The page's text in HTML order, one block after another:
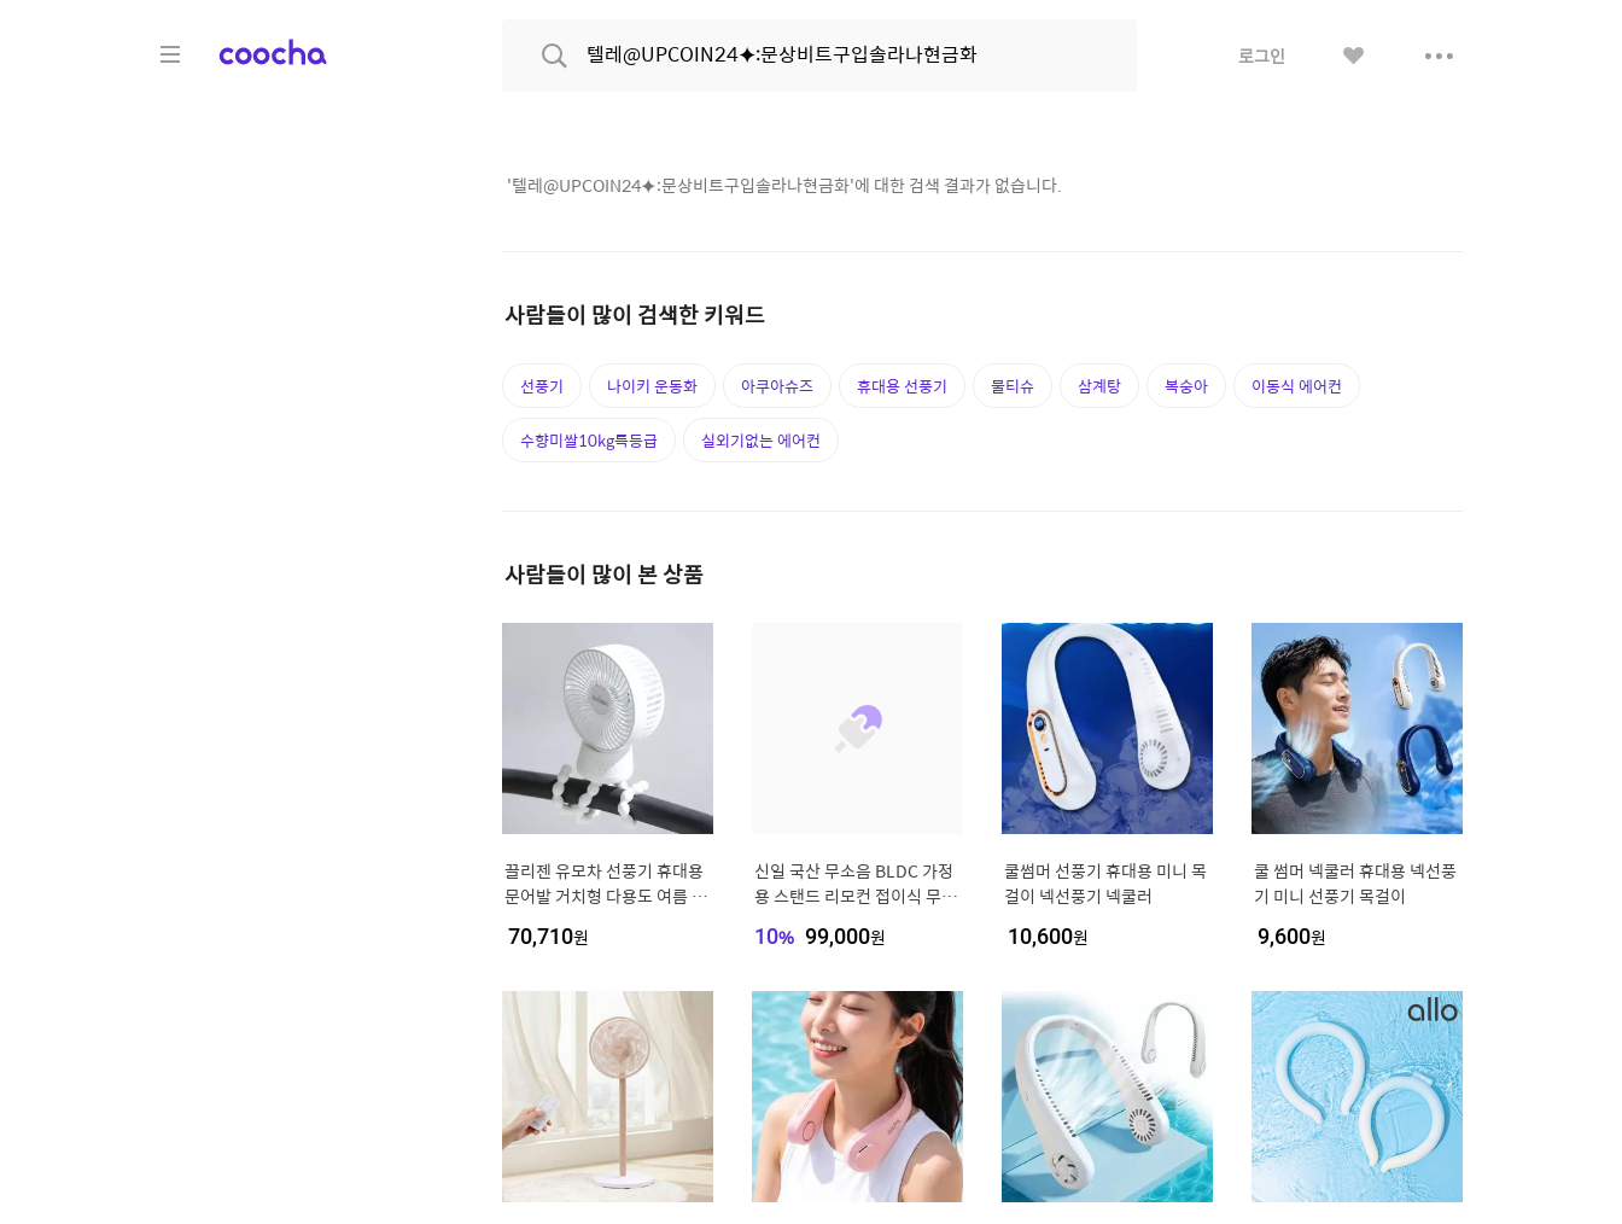
COOCHA 로그인 보
'텔레@UPCOIN24⯌:문상비트구입솔라나현금화'에 대한 검색 결과가 없습니다.
사람들이 많이 검색한 키워드
선풍기 나이키 운동화 아쿠아슈즈 휴대용 선풍기 물티슈 삼계탕 복숭아 이동식 에어컨
수향미쌀10kg특등급 실외기없는 에어컨
사람들이 많이 본 상품
끌리젠 유모차 선풍기 휴대용
문어발 거치형 다용도 여름 여
70,710원
신일 국산 무소음 BLDC 가정
용 스탠드 리모컨 접이식 무선
10% 99,000원
쿨썸머 선풍기 휴대용 미니 목
걸이 넥선풍기 넥쿨러
10,600원
쿨 썸머 넥쿨러 휴대용 넥선풍
기 미니 선풍기 목걸이
9,600원